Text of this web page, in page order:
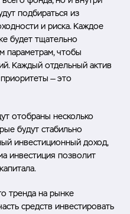
подбираться из
и риска. Каждое
будет тщательно
параметрам, чтобы
Каждый отдельный актив
— это
отобраны несколько
будут стабильно
инвестиционный доход,
инвестиция позволит
тренда на рынке
средств инвестировать